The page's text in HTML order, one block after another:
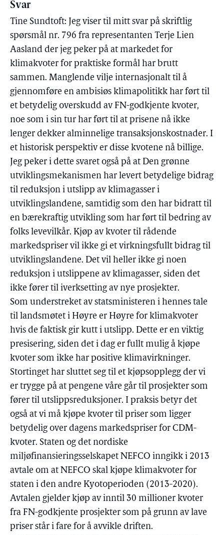
Svar
Tine Sundtoft: Jeg viser til mitt svar på skriftlig
spørsmål nr. 796 fra representanten Terje Lien
Aasland der jeg peker på at markedet for
klimakvoter for praktiske formål har brutt
sammen. Manglende vilje internasjonalt til å
gjennomføre en ambisiøs klimapolitikk har ført til
et betydelig overskudd av FN-godkjente kvoter,
noe som i sin tur har ført til at prisene nå ikke
lenger dekker alminnelige transaksjonskostnader. I
et historisk perspektiv er disse kvotene nå billige.
Jeg peker i dette svaret også på at Den grønne
utviklingsmekanismen har levert betydelige bidrag
til reduksjon i utslipp av klimagasser i
utviklingslandene, samtidig som den har bidratt til
en bærekraftig utvikling som har ført til bedring av
folks levevilkår. Kjøp av kvoter til rådende
markedspriser vil ikke gi et virkningsfullt bidrag til
utviklingslandene. Det vil heller ikke gi noen
reduksjon i utslippene av klimagasser, siden det
ikke fører til iverksetting av nye prosjekter.
Som understreket av statsministeren i hennes tale
til landsmøtet i Høyre er Høyre for klimakvoter
hvis de faktisk gir kutt i utslipp. Dette er en viktig
presisering, siden det i dag er fullt mulig å kjøpe
kvoter som ikke har positive klimavirkninger.
Stortinget har sluttet seg til et kjøpsopplegg der vi
er trygge på at pengene våre går til prosjekter som
fører til utslippsreduksjoner. I praksis betyr det
også at vi må kjøpe kvoter til priser som ligger
betydelig over dagens markedspriser for CDM-
kvoter. Staten og det nordiske
miljøfinansieringsselskapet NEFCO inngikk i 2013
avtale om at NEFCO skal kjøpe klimakvoter for
staten i den andre Kyotoperioden (2013-2020).
Avtalen gjelder kjøp av inntil 30 millioner kvoter
fra FN-godkjente prosjekter som på grunn av lave
priser står i fare for å avvikle driften.